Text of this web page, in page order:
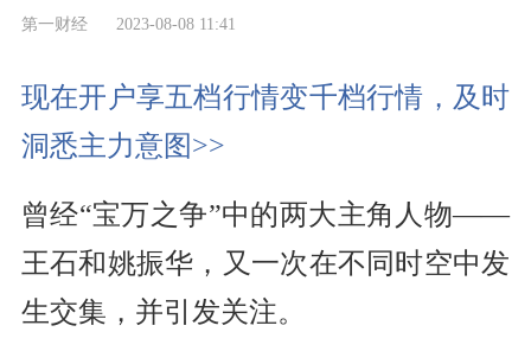
第一财经 2023-08-08 11:41
现在开户享五档行情变千档行情，及时
洞悉主力意图>>
曾经“宝万之争”中的两大主角人物——
王石和姚振华，又一次在不同时空中发
生交集，并引发关注。